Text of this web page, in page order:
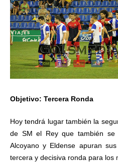
Objetivo: Tercera Ronda
Hoy tendrá lugar también la
de SM el Rey que también se
Alcoyano y Eldense apuran
tercera y decisiva ronda para los